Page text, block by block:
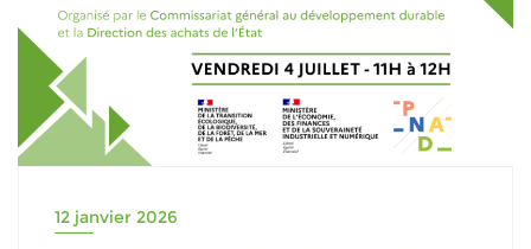
12 janvier 2026